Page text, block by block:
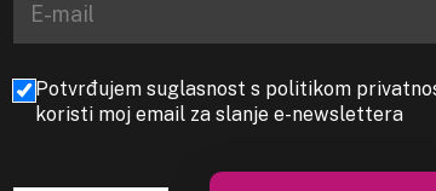
Potvrđujem suglasnost s politikom
koristi moj email za slanje e-newslettera